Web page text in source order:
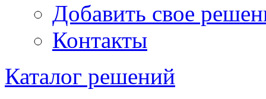
Добавить свое
Контакты
Каталог решений